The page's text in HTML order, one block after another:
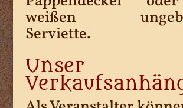
weißen
Serviette.
Unser